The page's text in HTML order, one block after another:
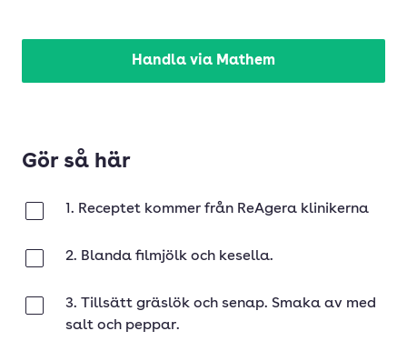
Handla via Mathem
Gör så här
1. Receptet kommer från ReAgera klinikerna
2. Blanda filmjölk och kesella.
3. Tillsätt gräslök och senap. Smaka av med
salt och peppar.